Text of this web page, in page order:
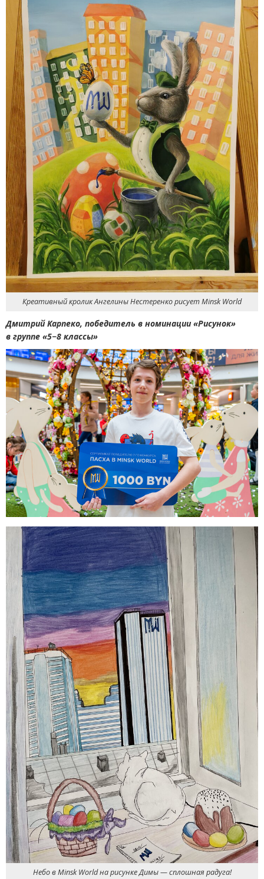
Креативный кролик Ангелины Нестеренко рисует Minsk World
Дмитрий Карпеко, победитель в номинации «Рисунок»
в группе «5−8 классы»
Небо в Minsk World на рисунке Димы — сплошная радуга!